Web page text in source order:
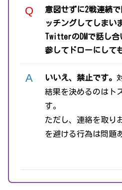
意図せずに2戦連続
ッチングしてしまい
TwitterのDMで話し
参してドローにして
いいえ、禁止です。
結果を決めるのはト
す。
ただし、連絡を取り
を避ける行為は問題